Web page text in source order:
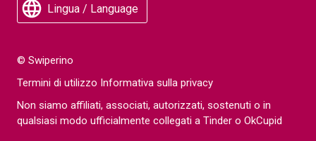
Lingua / Language
© Swiperino
Termini di utilizzo Informativa sulla privacy
Non siamo affiliati, associati, autorizzati, sostenuti o in
qualsiasi modo ufficialmente collegati a Tinder o OkCupid